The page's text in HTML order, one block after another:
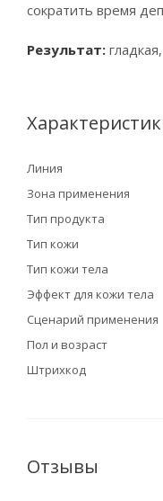
сократить время
Результат:
Линия
Зона применения
Тип продукта
Тип кожи
Тип кожи тела
Эффект для кожи тела
Сценарий применения
Пол и возраст
Штрихкод
Отзывы